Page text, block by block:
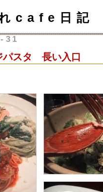
cafe日記
31
パスタ 長い入口